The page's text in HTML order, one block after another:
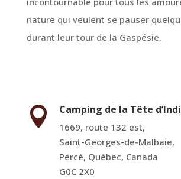
nature qui veulent se pauser
durant leur tour de la Gaspésie.
 Camping de la Tête
1669, route 132 est,
Saint-Georges-de-Malbaie,
Percé, Québec, Canada
G0C 2X0